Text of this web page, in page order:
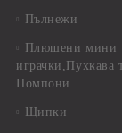
Пълнежи
Плюшени мини
играчки,Пухкава
Помпони
Щипки